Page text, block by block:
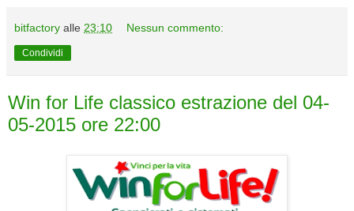
bitfactory alle 23:10 Nessun commento:
Condividi
Win for Life classico estrazione del 04-
05-2015 ore 22:00